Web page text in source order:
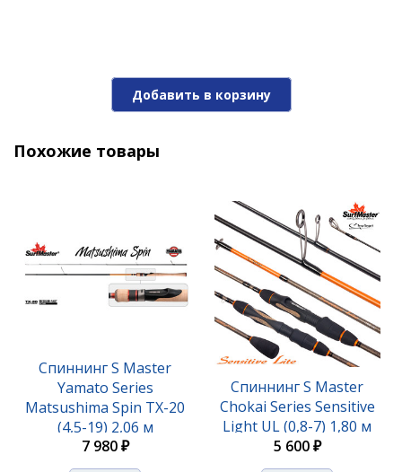
Добавить в корзину
Похожие товары
Спиннинг S Master
Yamato Series
Matsushima Spin TX-20
(4,5-19) 2,06 м
7 980 ₽
Спиннинг S Master
Chokai Series Sensitive
Light UL (0,8-7) 1,80 м
5 600 ₽